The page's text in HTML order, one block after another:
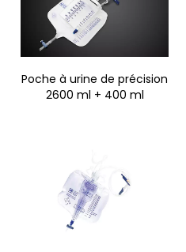
Poche à urine de précision
2600 ml + 400 ml